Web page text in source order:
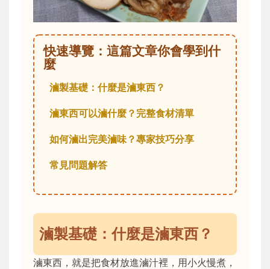
快速導覽：這篇文章你會學到什
麼
滷製基礎：什麼是滷東西？
滷東西可以滷什麼？完整食材清單
如何滷出完美滷味？專家技巧分享
常見問題解答
滷製基礎：什麼是滷東西？
滷東西，就是把食材放進滷汁裡，用小火慢煮，